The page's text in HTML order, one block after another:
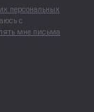
персональных
с
мне письма